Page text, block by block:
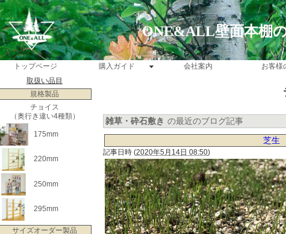
ONE&ALL壁面本棚
トップページ 購入ガイド 会社案内 お客様
取扱い品目
規格製品
チョイス
（奥行き違い4種類）
175mm
220mm
250mm
295mm
サイズオーダー製品
雑草・砕石敷き の最近のブログ記事
芝生
記事日時 (2020年5月14日 08:50)